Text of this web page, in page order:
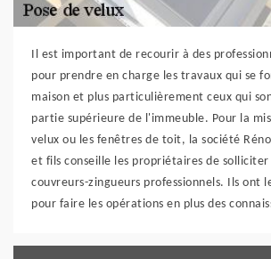
Il est important de recourir à des
pour prendre en charge les travaux qui se
maison et plus particulièrement ceux qui
partie supérieure de l'immeuble. Pour la
velux ou les fenêtres de toit, la société
et fils conseille les propriétaires de solliciter
couvreurs-zingueurs professionnels. Ils ont
pour faire les opérations en plus des